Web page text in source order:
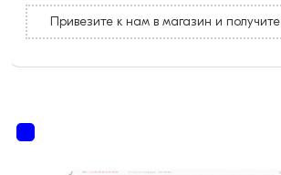
Привезите к нам в магазин и получите